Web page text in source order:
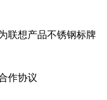
联想产品不锈钢标牌
作协议